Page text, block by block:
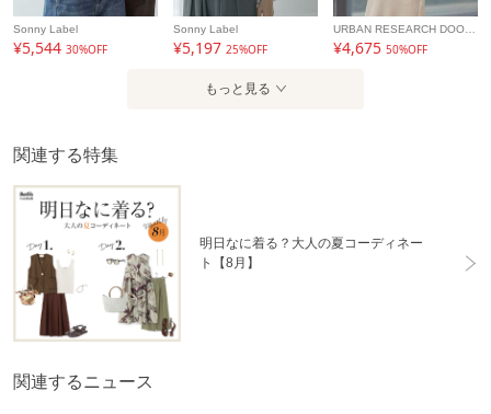
Sonny Label
¥5,544 30%OFF
Sonny Label
¥5,19725%OFF ¥4,67550%OFF
もっと見る
関連する特集
明日なに着る？大人の夏コーディネー
ト【8月】
関連するニュース